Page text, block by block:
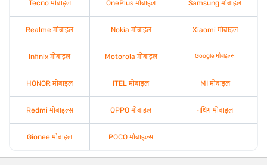
Tecno मोबाइल OnePlus मोबाइल Samsung मोबाइल
Realme मोबाइल Nokia मोबाइल Xiaomi मोबाइल
Infinix मोबाइल Motorola मोबाइल Google मोबाइल्स
HONOR मोबाइल ITEL मोबाइल MI मोबाइल
Redmi मोबाइल्स OPPO मोबाइल नथिंग मोबाइल
Gionee मोबाइल POCO मोबाइल्स